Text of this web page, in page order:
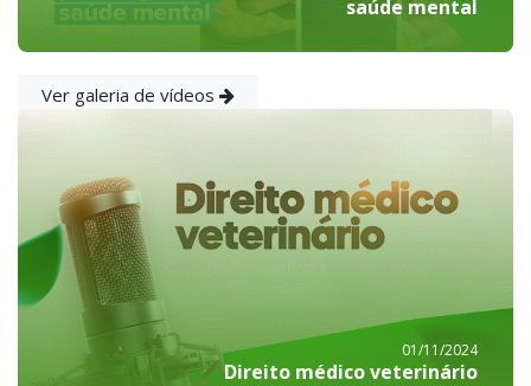
saúde mental
Ver galeria de vídeos
01/11/2024
Direito médico veterinário